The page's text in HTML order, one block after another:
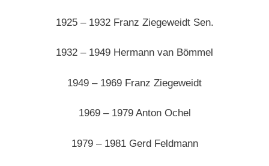
1925 – 1932 Franz Ziegeweidt Sen.
1932 – 1949 Hermann van Bömmel
1949 – 1969 Franz Ziegeweidt
1969 – 1979 Anton Ochel
1979 – 1981 Gerd Feldmann